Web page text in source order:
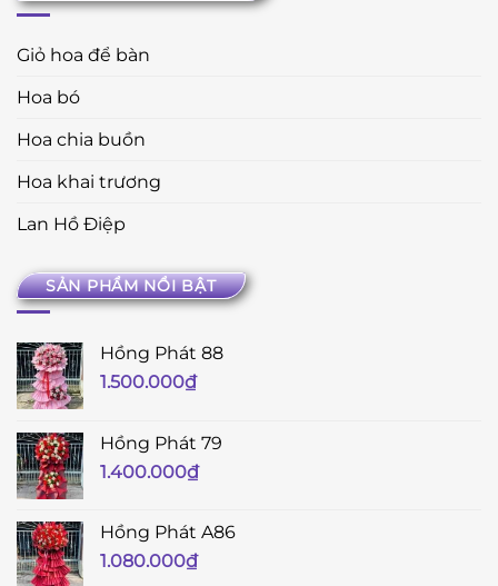
Giỏ hoa để bàn
Hoa bó
Hoa chia buồn
Hoa khai trương
Lan Hồ Điệp
SẢN PHẨM NỔI BẬT
Hồng Phát 88
1.500.000₫
Hồng Phát 79
1.400.000₫
Hồng Phát A86
1.080.000₫